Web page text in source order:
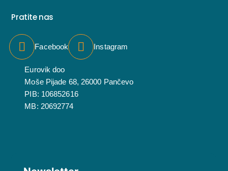
Pratite nas
Facebook Instagram
Eurovik doo
Moše Pijade 68, 26000 Pančevo
PIB: 106852616
MB: 20692774